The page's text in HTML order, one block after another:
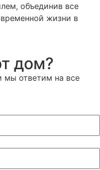
объединив все
жизни в
дом?
мы ответим на все